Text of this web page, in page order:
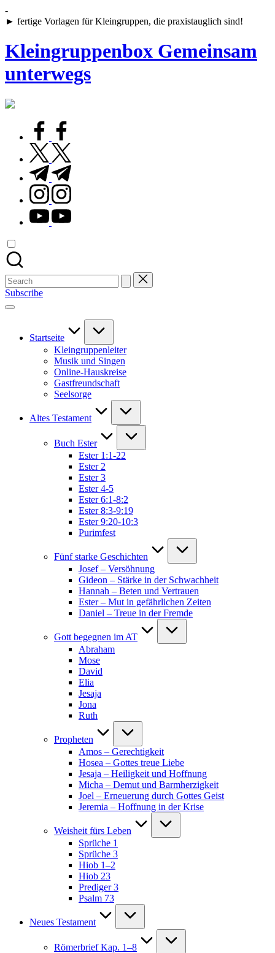
Skip
to
-
► fertige Vorlagen für Kleingruppen, die praxistauglich sind!
Kleingruppenbox Gemeinsam
unterwegs
Gemeinsam
wachsen,
leben
facebook.com
twitter.com
t.me
instagram.com
youtube.com
Search
for:
Subscribe
Startseite
Kleingruppenleiter
Musik und Singen
Online-Hauskreise
Gastfreundschaft
Seelsorge
Altes Testament
Buch Ester
Ester 1:1-22
Ester 2
Ester 3
Ester 4-5
Ester 6:1-8:2
Ester 8:3-9:19
Ester 9:20-10:3
Purimfest
Fünf starke Geschichten
Josef – Versöhnung
Gideon – Stärke in der Schwachheit
Hannah – Beten und Vertrauen
Ester – Mut in gefährlichen Zeiten
Daniel – Treue in der Fremde
Gott begegnen im AT
Abraham
Mose
David
Elia
Jesaja
Jona
Ruth
Propheten
Amos – Gerechtigkeit
Hosea – Gottes treue Liebe
Jesaja – Heiligkeit und Hoffnung
Micha – Demut und Barmherzigkeit
Joel – Erneuerung durch Gottes Geist
Jeremia – Hoffnung in der Krise
Weisheit fürs Leben
Sprüche 1
Sprüche 3
Hiob 1–2
Hiob 23
Prediger 3
Psalm 73
Neues Testament
Römerbrief Kap. 1–8